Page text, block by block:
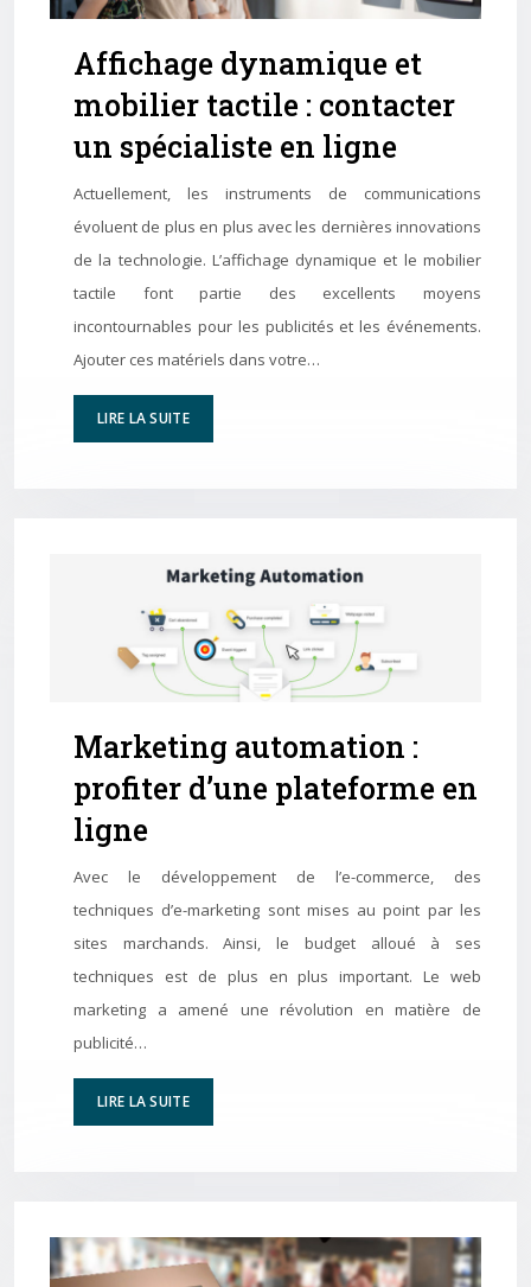
Affichage dynamique et
mobilier tactile : contacter
un spécialiste en ligne
Actuellement, les instruments de communications
évoluent de plus en plus avec les dernières innovations
de la technologie. L’affichage dynamique et le mobilier
tactile font partie des excellents moyens
incontournables pour les publicités et les événements.
Ajouter ces matériels dans votre…
LIRE LA SUITE
Marketing automation :
profiter d’une plateforme en
ligne
Avec le développement de l’e-commerce, des
techniques d’e-marketing sont mises au point par les
sites marchands. Ainsi, le budget alloué à ses
techniques est de plus en plus important. Le web
marketing a amené une révolution en matière de
publicité…
LIRE LA SUITE